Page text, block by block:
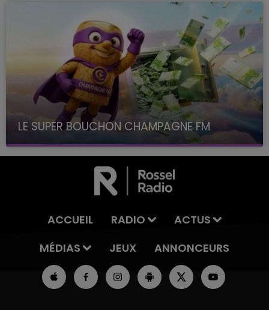
LE SUPER BOUCHON CHAMPAGNE FM
avec La Famille Champagne FM, à 8H10
ACCUEIL RADIO
ACTUS
MÉDIAS
JEUX ANNONCEURS